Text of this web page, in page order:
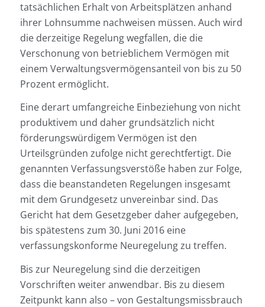
tatsächlichen Erhalt von Arbeitsplätzen anhand
ihrer Lohnsumme nachweisen müssen. Auch wird
die derzeitige Regelung wegfallen, die die
Verschonung von betrieblichem Vermögen mit
einem Verwaltungsvermögensanteil von bis zu 50
Prozent ermöglicht.
Eine derart umfangreiche Einbeziehung von nicht
produktivem und daher grundsätzlich nicht
förderungswürdigem Vermögen ist den
Urteilsgründen zufolge nicht gerechtfertigt. Die
genannten Verfassungsverstöße haben zur Folge,
dass die beanstandeten Regelungen insgesamt
mit dem Grundgesetz unvereinbar sind. Das
Gericht hat dem Gesetzgeber daher aufgegeben,
bis spätestens zum 30. Juni 2016 eine
verfassungskonforme Neuregelung zu treffen.
Bis zur Neuregelung sind die derzeitigen
Vorschriften weiter anwendbar. Bis zu diesem
Zeitpunkt kann also – von Gestaltungsmissbrauch